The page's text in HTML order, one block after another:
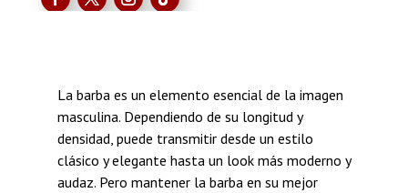
La barba es un elemento esencial de la imagen
masculina. Dependiendo de su longitud y
densidad, puede transmitir desde un estilo
clásico y elegante hasta un look más moderno y
audaz. Pero mantener la barba en su mejor